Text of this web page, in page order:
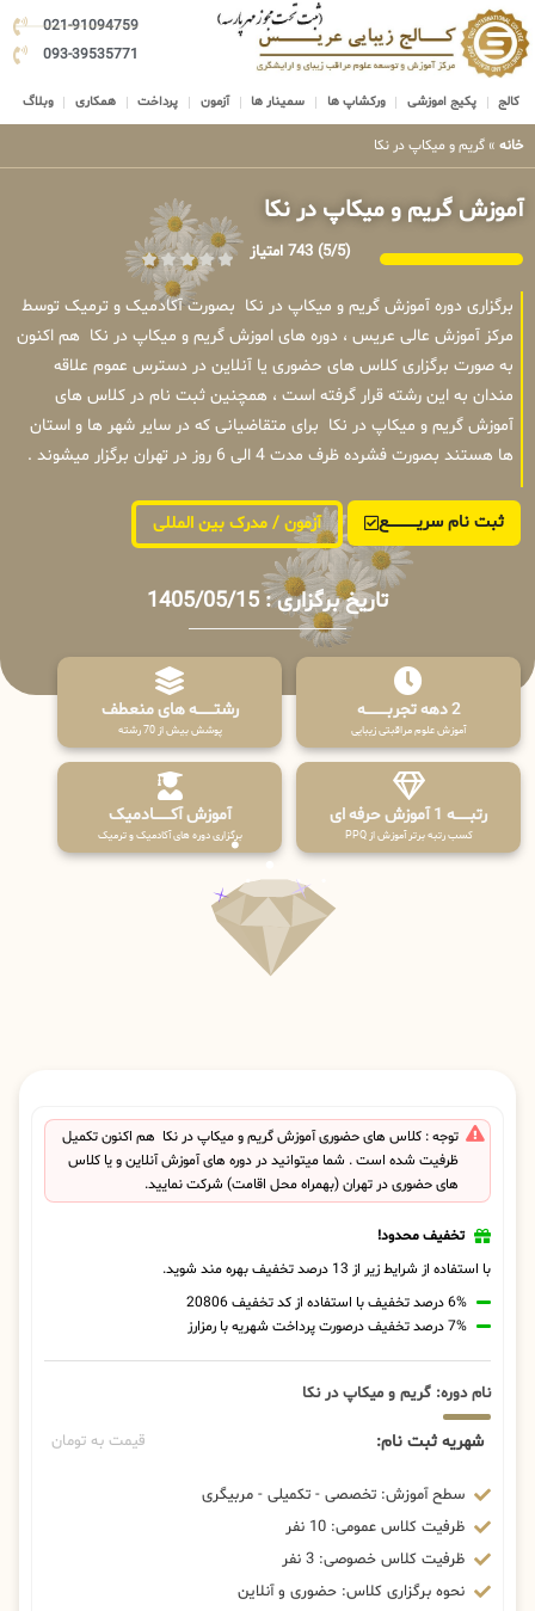
021-91094759
093-39535771
کالج پکیج اموزشی ورکشاپ ها سمینار ها آزمون پرداخت همکاری وبلاگ
خانه » گریم و میکاپ در نکا
آموزش گریم و میکاپ در نکا
(5/5) 743 امتیاز
برگزاری دوره آموزش گریم و میکاپ در نکا بصورت آکادمیک و ترمیک توسط
مرکز آموزش عالی عریس ، دوره های اموزش گریم و میکاپ در نکا هم اکنون
به صورت برگزاری کلاس های حضوری یا آنلاین در دسترس عموم علاقه
مندان به این رشته قرار گرفته است ، همچنین ثبت نام در کلاس های
آموزش گریم و میکاپ در نکا برای متقاضیانی که در سایر شهر ها و استان
ها هستند بصورت فشرده ظرف مدت 4 الی 6 روز در تهران برگزار میشوند .
ثبت نام سریــــــــــــع آزمون / مدرک بین المللی
تاریخ برگزاری : 1405/05/15
2 دهه تجربـــــــــه
آموزش علوم مراقبتی زیبایی
رشتـــــــه های منعطف
پوشش بیش از 70 رشته
رتبــــــه 1 آموزش حرفه ای
کسب رتبه برتر آموزش از PPQ
آموزش آکـــــــادمیک
برگزاری دوره های آکادمیک و ترمیک
توجه : کلاس های حضوری آموزش گریم و میکاپ در نکا هم اکنون تکمیل
ظرفیت شده است . شما میتوانید در دوره های آموزش آنلاین و یا کلاس
های حضوری در تهران (بهمراه محل اقامت) شرکت نمایید.
تخفیف محدود!
با استفاده از شرایط زیر از 13 درصد تخفیف بهره مند شوید.
6% درصد تخفیف با استفاده از کد تخفیف 20806
7% درصد تخفیف درصورت پرداخت شهریه با رمزارز
نام دوره: گریم و میکاپ در نکا
شهریه ثبت نام: قیمت به تومان
سطح آموزش: تخصصی - تکمیلی - مربیگری
ظرفیت کلاس عمومی: 10 نفر
ظرفیت کلاس خصوصی: 3 نفر
نحوه برگزاری کلاس: حضوری و آنلاین